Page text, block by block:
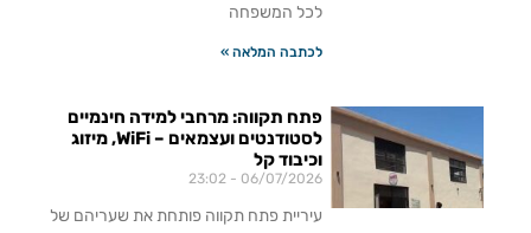
לכל המשפחה
לכתבה המלאה »
פתח תקווה: מרחבי למידה חינמיים
לסטודנטים ועצמאים – WiFi, מיזוג
וכיבוד קל
06/07/2026
עיריית פתח תקווה פותחת את שעריהם של